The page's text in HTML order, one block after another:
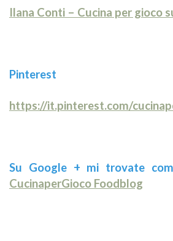
Ilana Conti – Cucina per gioco
Pinterest
https://it.pinterest.com/
Su Google + mi trovate
CucinaperGioco Foodblog